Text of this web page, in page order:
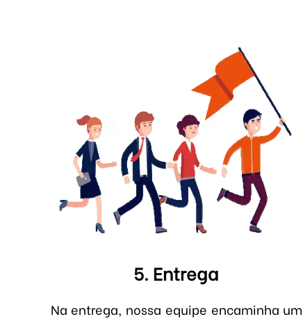
5. Entrega
Na entrega, nossa equipe encaminha um